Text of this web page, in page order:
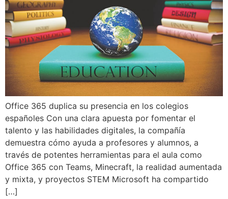
Office 365 duplica su presencia en los colegios
españoles Con una clara apuesta por fomentar el
talento y las habilidades digitales, la compañía
demuestra cómo ayuda a profesores y alumnos, a
través de potentes herramientas para el aula como
Office 365 con Teams, Minecraft, la realidad aumentada
y mixta, y proyectos STEM Microsoft ha compartido
[…]